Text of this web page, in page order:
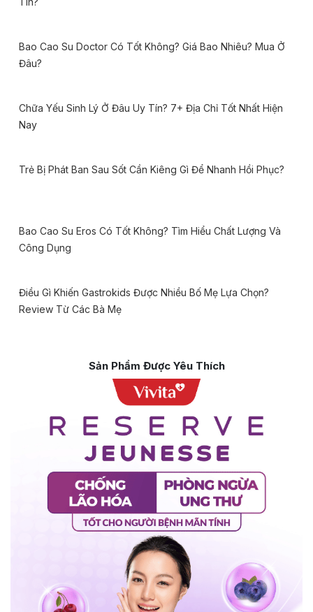
Bao Cao Su Doctor Có Tốt Không? Giá Bao Nhiêu? Mua Ở
Đâu?
Chữa Yếu Sinh Lý Ở Đâu Uy Tín? 7+ Địa Chỉ Tốt Nhất Hiện
Nay
Trẻ Bị Phát Ban Sau Sốt Cần Kiêng Gì Để Nhanh Hồi Phục?
Bao Cao Su Eros Có Tốt Không? Tìm Hiểu Chất Lượng Và
Công Dụng
Điều Gì Khiến Gastrokids Được Nhiều Bố Mẹ Lựa Chọn?
Review Từ Các Bà Mẹ
Sản Phẩm Được Yêu Thích